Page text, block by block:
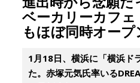
ベーカリーカフ
もほぼ同時オープ
1月18日、横浜に「横浜ド
た。赤塚元気氏率いる